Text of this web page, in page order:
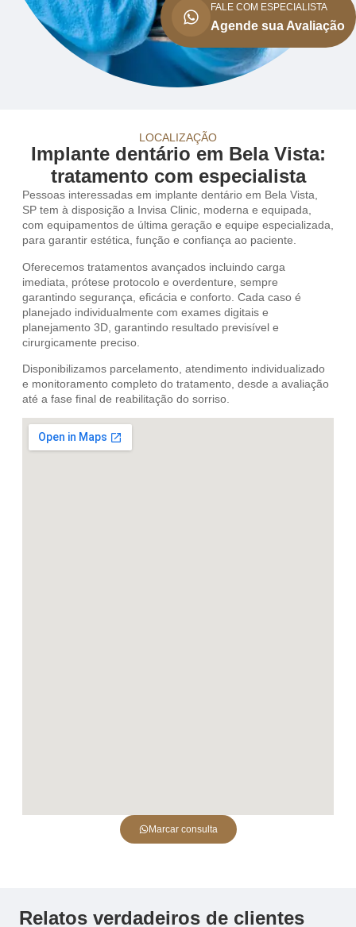
FALE COM ESPECIALISTA
Agende sua Avaliação
LOCALIZAÇÃO
Implante dentário em Bela Vista:
tratamento com especialista
Pessoas interessadas em implante dentário em Bela Vista,
SP tem à disposição a Invisa Clinic, moderna e equipada,
com equipamentos de última geração e equipe especializada,
para garantir estética, função e confiança ao paciente.
Oferecemos tratamentos avançados incluindo carga
imediata, prótese protocolo e overdenture, sempre
garantindo segurança, eficácia e conforto. Cada caso é
planejado individualmente com exames digitais e
planejamento 3D, garantindo resultado previsível e
cirurgicamente preciso.
Disponibilizamos parcelamento, atendimento individualizado
e monitoramento completo do tratamento, desde a avaliação
até a fase final de reabilitação do sorriso.
Marcar consulta
Relatos verdadeiros de clientes